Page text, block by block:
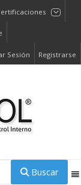
Sesión Registrarse
Buscar